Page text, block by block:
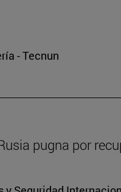
- Tecnun
pugna por